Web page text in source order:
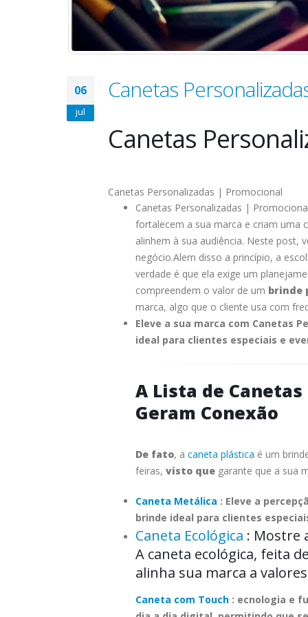
06
jul
Canetas
Canetas
Canetas Personalizadas | Promocional
Canetas Personalizadas |
fortalecem a sua marca e criam uma
alinhem à sua audiência. Neste post,
negócio.Alem disso a princípio, a
verdade é que ela exige um
compreendem o valor de um brinde
marca, algo que o cliente usa com
Eleve a sua marca com Canetas
ideal para clientes especiais e
A Lista de
Geram Conexão
De fato, a caneta plástica é um
feiras, visto que garante que a sua
Caneta Metálica : Eleve a
brinde ideal para clientes
Caneta Ecológica : Mostre
A caneta ecológica, feita
alinha sua marca a
Caneta com Touch : ecnologia e